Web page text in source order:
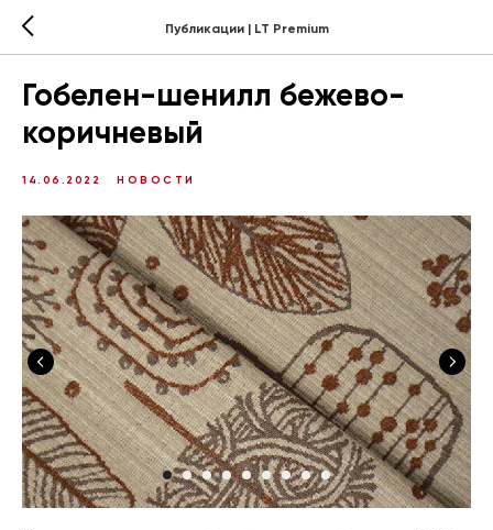
Публикации | LT Premium
Гобелен-шенилл бежево-
коричневый
14.06.2022 НОВОСТИ